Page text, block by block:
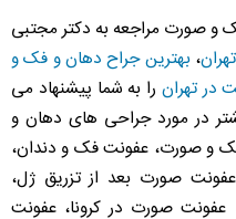
و صورت مراجعه به دکتر مجتبی
،بهترین جراح دهان و فک و
در تهران را به شما پیشنهاد می
در مورد جراحی های دهان و
و صورت، عفونت فک و دندان،
صورت بعد از تزریق ژل،
عفونت صورت در کرونا، عفونت